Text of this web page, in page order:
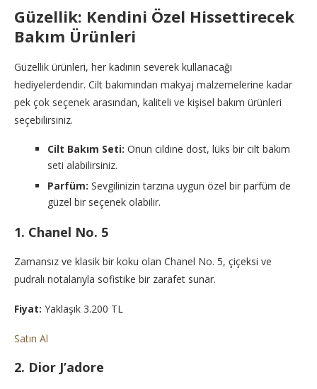
Güzellik: Kendini Özel Hissettirecek
Bakım Ürünleri
Güzellik ürünleri, her kadının severek kullanacağı
hediyelerdendir. Cilt bakımından makyaj malzemelerine kadar
pek çok seçenek arasından, kaliteli ve kişisel bakım ürünleri
seçebilirsiniz.
Cilt Bakım Seti: Onun cildine dost, lüks bir cilt bakım
seti alabilirsiniz.
Parfüm: Sevgilinizin tarzına uygun özel bir parfüm de
güzel bir seçenek olabilir.
1. Chanel No. 5
Zamansız ve klasik bir koku olan Chanel No. 5, çiçeksi ve
pudralı notalarıyla sofistike bir zarafet sunar.
Fiyat: Yaklaşık 3.200 TL
Satın Al
2. Dior J’adore